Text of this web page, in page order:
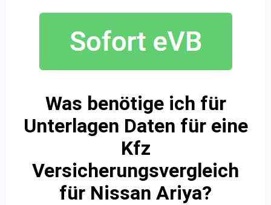
Was benötige ich für
Unterlagen Daten für eine
Kfz
Versicherungsvergleich
für Nissan Ariya?